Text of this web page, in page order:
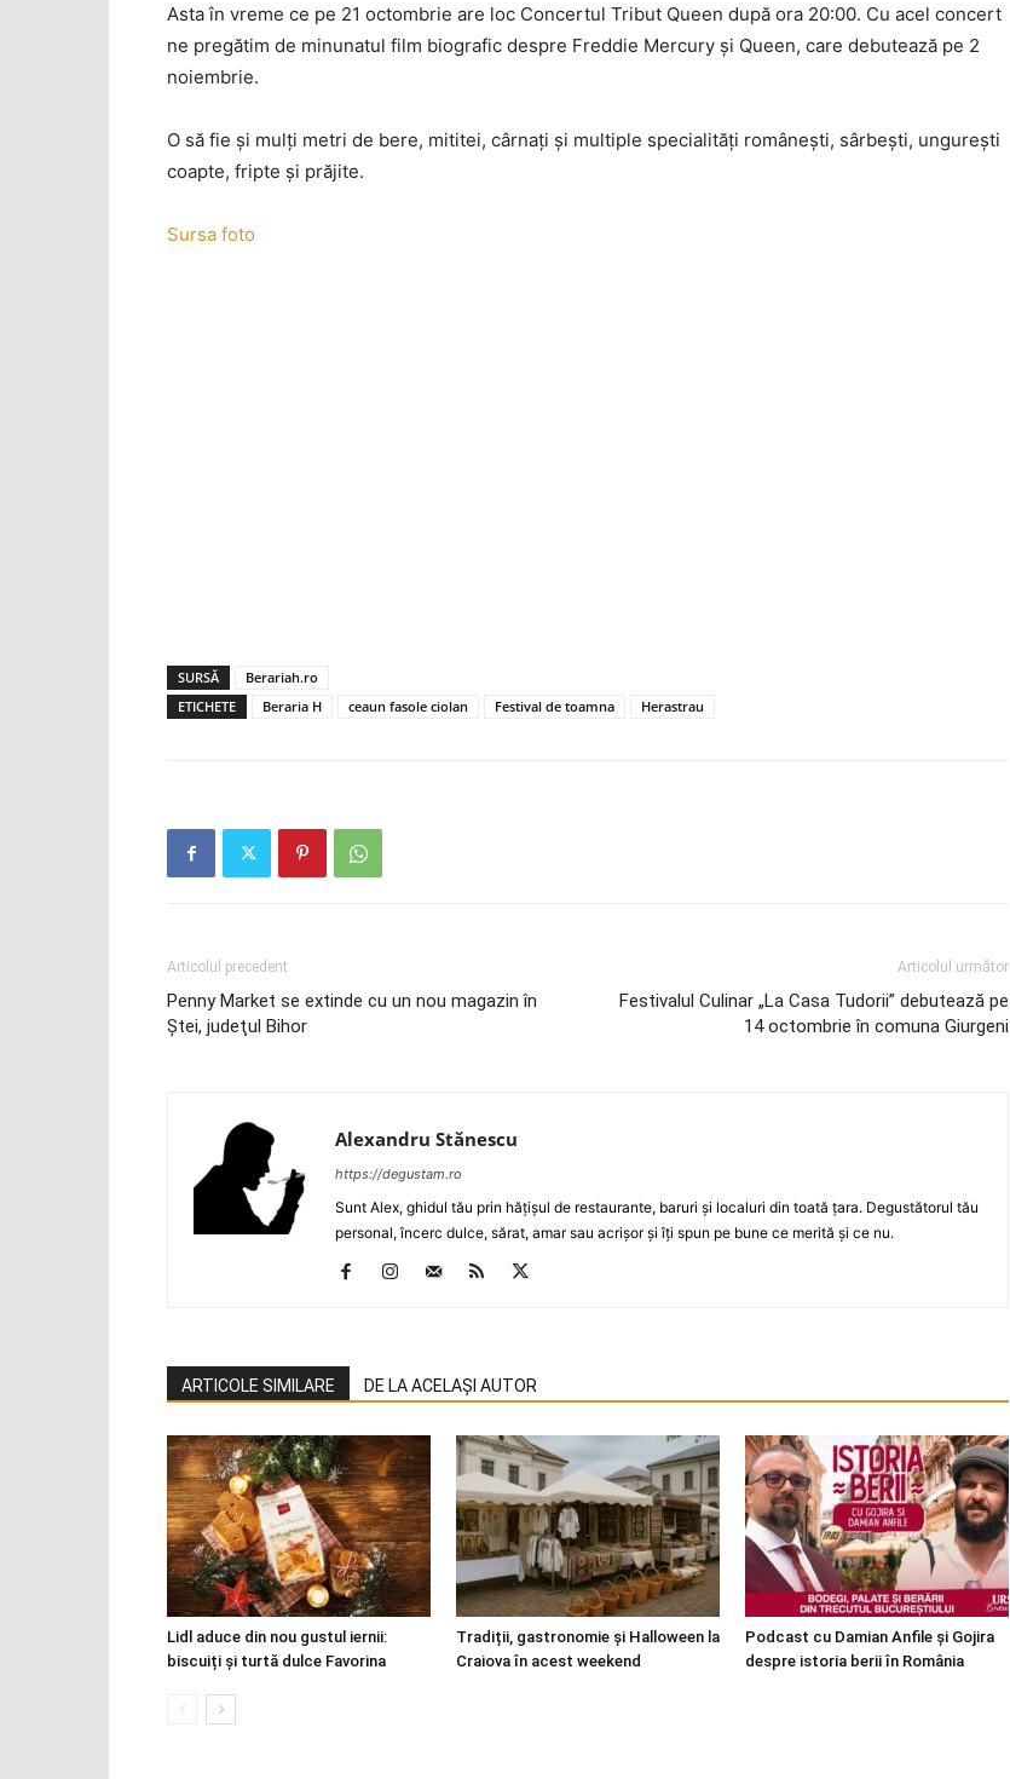
Asta în vreme ce pe 21 octombrie are loc Concertul Tribut Queen după ora 20:00. Cu acel concert
ne pregătim de minunatul film biografic despre Freddie Mercury şi Queen, care debutează pe 2
noiembrie.
O să fie şi mulţi metri de bere, mititei, cârnaţi şi multiple specialităţi româneşti, sârbeşti, ungureşti
coapte, fripte şi prăjite.
Sursa foto
SURSĂ
Berariah.ro
ETICHETE
Beraria H ceaun fasole ciolan Festival de toamna Herastrau
Articolul precedent
Penny Market se extinde cu un nou magazin în
Ştei, judeţul Bihor
Articolul următor
Festivalul Culinar „La Casa Tudorii” debutează pe
14 octombrie în comuna Giurgeni
Alexandru Stănescu
https://degustam.ro
Sunt Alex, ghidul tău prin hăţişul de restaurante, baruri şi localuri din toată ţara. Degustătorul tău
personal, încerc dulce, sărat, amar sau acrişor şi îţi spun pe bune ce merită şi ce nu.
ARTICOLE SIMILARE DE LA ACELAȘI AUTOR
Lidl aduce din nou gustul iernii:
biscuiți și turtă dulce Favorina
Tradiții, gastronomie și Halloween la
Craiova în acest weekend
Podcast cu Damian Anfile și Gojira
despre istoria berii în România